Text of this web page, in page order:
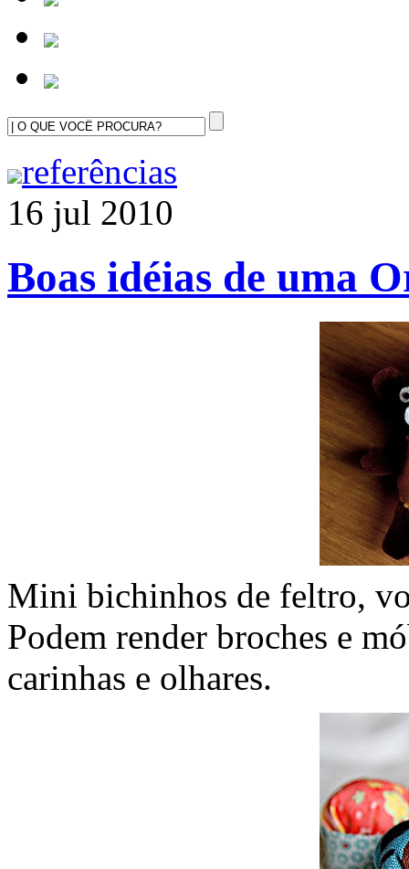
referências
16 jul 2010
Boas idéias de uma
Mini bichinhos de feltro,
Podem render broches e
carinhas e olhares.